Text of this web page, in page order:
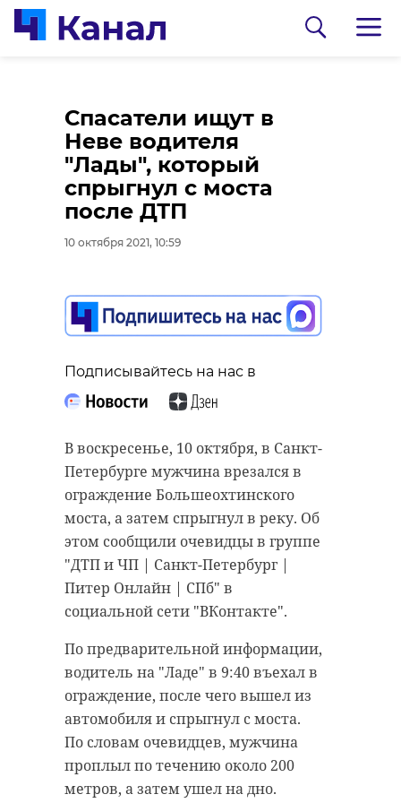
Спасатели ищут в
Неве водителя
"Лады", который
спрыгнул с моста
после ДТП
10 октября 2021, 10:59
Подписывайтесь на нас в
В воскресенье, 10 октября, в Санкт-
Петербурге мужчина врезался в
ограждение Большеохтинского
моста, а затем спрыгнул в реку. Об
этом сообщили очевидцы в группе
"ДТП и ЧП | Санкт-Петербург |
Питер Онлайн | СПб" в
социальной сети "ВКонтакте".
По предварительной информации,
водитель на "Ладе" в 9:40 въехал в
ограждение, после чего вышел из
автомобиля и спрыгнул с моста.
По словам очевидцев, мужчина
проплыл по течению около 200
метров, а затем ушел на дно.
Утром 10 октября в
Луге загорелась
хозяйственная
постройка
10 октября 2021, 10:43
Лужском районе пожарные
ликвидировали возгорание.
Подробности рассказали в пресс-
службе ГУ МЧС России по
Ленинградской области.
В 7:52 пожарным поступило
сообщение о том, что на улице
Инженерной в Луге горит
хозяйственная постройка. На
место происшествия прибыли
пять человек личного состава и
одна единица техники. В 8:52
возгорание на площади 10
квадратных метров удалось
ликвидировать. Информации о
0:00 / 0:00
пострадали в аварии
на Московском
шоссе под
Петербургом
10 октября 2021, 10:17
Подписывайтесь на нас в
В субботу, 9 октября, на трассе
М-10 "Россия" произошла авария с
участием двух легковых
автомобилей и маршрутки. Об
этом сообщили очевидцы в группе
"ДТП и ЧП | Санкт-Петербург |
Питер Онлайн | СПб" в